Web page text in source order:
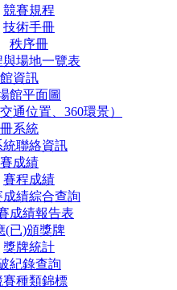
競賽規程
技術手冊
秩序冊
與場地一覽表
資訊
館平面圖
通位置、360環景）
系統
統聯絡資訊
成績
賽程成績
成績綜合查詢
成績報告表
(已)頒獎牌
獎牌統計
紀錄查詢
賽種類錦標